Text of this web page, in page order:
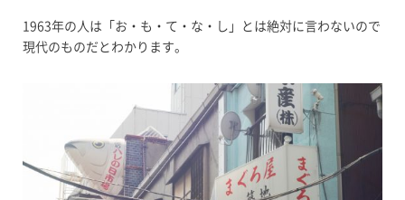
1963年の人は「お・も・て・な・し」とは絶対に言わないので
現代のものだとわかります。